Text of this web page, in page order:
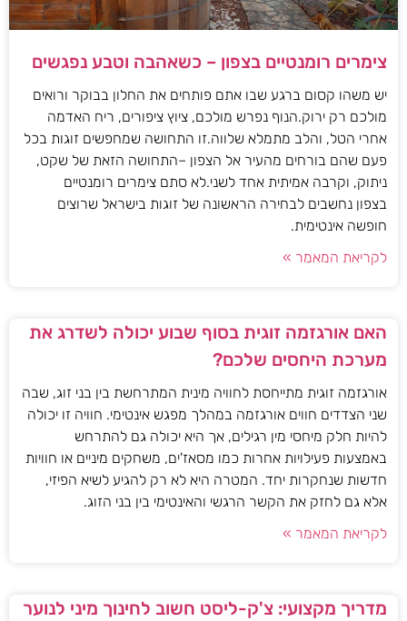
צימרים רומנטיים בצפון – כשאהבה וטבע נפגשים
יש משהו קסום ברגע שבו אתם פותחים את החלון בבוקר ורואים
מולכם רק ירוק.הנוף נפרש מולכם, ציוץ ציפורים, ריח האדמה
אחרי הטל, והלב מתמלא שלווה.זו התחושה שמחפשים זוגות בכל
פעם שהם בורחים מהעיר אל הצפון –התחושה הזאת של שקט,
ניתוק, וקרבה אמיתית אחד לשני.לא סתם צימרים רומנטיים
בצפון נחשבים לבחירה הראשונה של זוגות בישראל שרוצים
חופשה אינטימית.
לקריאת המאמר »
האם אורגזמה זוגית בסוף שבוע יכולה לשדרג את
מערכת היחסים שלכם?
אורגזמה זוגית מתייחסת לחוויה מינית המתרחשת בין בני זוג, שבה
שני הצדדים חווים אורגזמה במהלך מפגש אינטימי. חוויה זו יכולה
להיות חלק מיחסי מין רגילים, אך היא יכולה גם להתרחש
באמצעות פעילויות אחרות כמו מסאז'ים, משחקים מיניים או חוויות
חדשות שנחקרות יחד. המטרה היא לא רק להגיע לשיא הפיזי,
אלא גם לחזק את הקשר הרגשי והאינטימי בין בני הזוג.
לקריאת המאמר »
מדריך מקצועי: צ'ק-ליסט חשוב לחינוך מיני לנוער